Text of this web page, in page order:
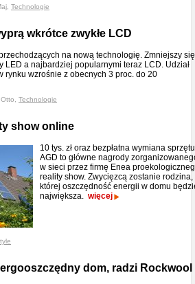
Technologie
wkrótce zwykłe LCD
na nową technologię. Zmniejszy się
LED a najbardziej popularnymi teraz LCD. Udział
rynku wzrośnie z obecnych 3 proc. do 20
Technologie
show online
10 tys. zł oraz bezpłatna wymiana sprzętu
AGD to główne nagrody
w sieci przez firmę Enea
reality show. Zwycięzcą zostanie rodzina,
której oszczędność energii w domu
największa. więcej
dom, radzi Rockwool